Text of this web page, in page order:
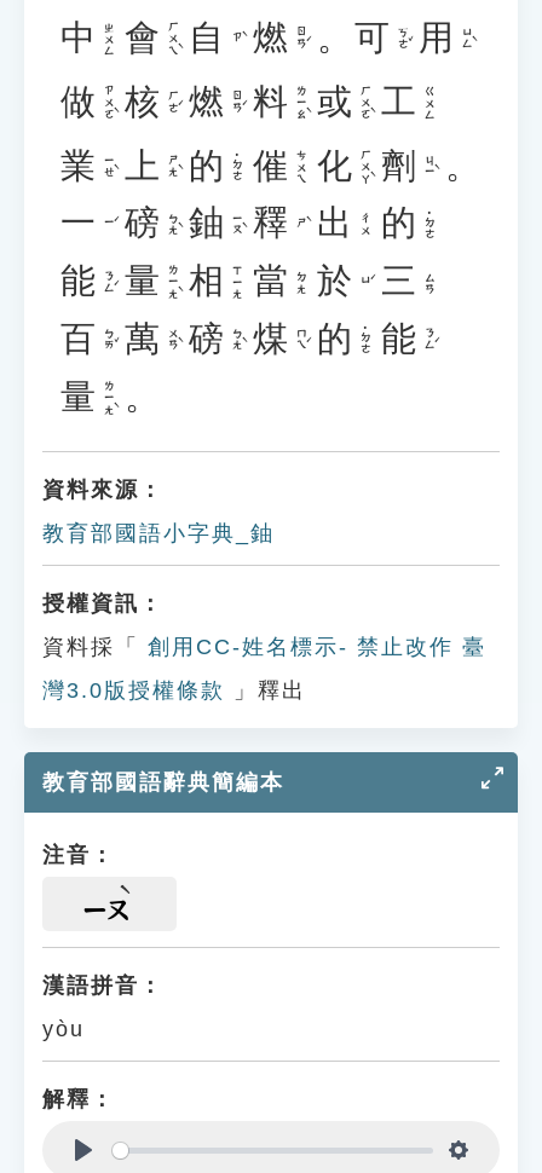
中 ㄓㄨㄥ 會 ㄏㄨㄟˋ 自 ㄗˋ 燃 ㄖㄢˊ 。 可 ㄎㄜˇ 用 ㄩㄥˋ
做 ㄗㄨㄛˋ 核 ㄏㄜˊ 燃 ㄖㄢˊ 料 ㄌㄧㄠˋ 或 ㄏㄨㄛˋ 工 ㄍㄨㄥ
業 ㄧㄝˋ 上 ㄕㄤˋ 的 ˙ㄉㄜ 催 ㄘㄨㄟ 化 ㄏㄨㄚˋ 劑 ㄐㄧˋ 。
一
ㄧˊ 磅 ㄅㄤˋ 鈾 ㄧㄡˋ 釋 ㄕˋ 出 ㄔㄨ 的 ˙ㄉㄜ
能 ㄋㄥˊ 量 ㄌㄧㄤˋ 相 ㄒㄧㄤ 當 ㄉㄤ 於 ㄩˊ 三 ㄙㄢ
百 ㄅㄞˇ 萬 ㄨㄢˋ 磅 ㄅㄤˋ 煤 ㄇㄟˊ 的 ˙ㄉㄜ 能 ㄋㄥˊ
量 ㄌㄧㄤˋ 。
資料來源：
教育部國語小字典_鈾
授權資訊：
資料採「
創用CC-姓名標示- 禁止改作 臺
灣3.0版授權條款
」釋出
教育部國語辭典簡編本
注音：
ㄧㄡ
漢語拼音：
yòu
解釋：